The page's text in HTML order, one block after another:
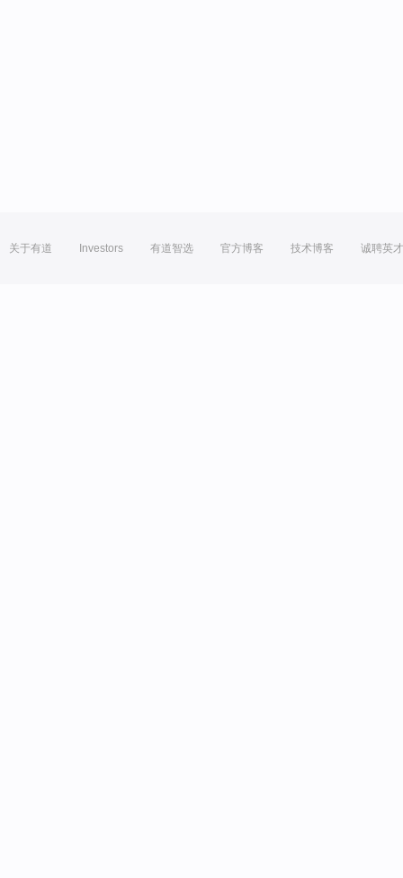
关于有道 Investors 有道智选 官方博客 技术博客 诚聘英才